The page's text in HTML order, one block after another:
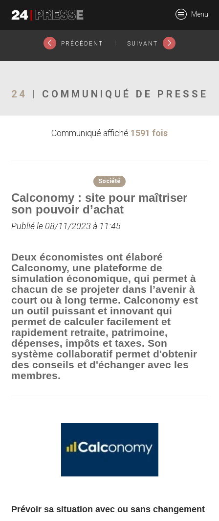
24Presse -
Communiqués de
Menu
PRÉCÉDENT SUIVANT
24 | COMMUNIQUÉ DE PRESSE
Communiqué affiché 1591 fois
Société
Calconomy : site pour maîtriser
son pouvoir d’achat
Publié le 08/11/2023 à 11:45
Deux économistes ont élaboré
Calconomy, une plateforme de
simulation économique, qui permet à
chacun de se projeter dans l’avenir à
court ou à long terme. Calconomy est
un outil puissant et innovant qui
permet de calculer facilement et
rapidement retraite, patrimoine,
dépenses, impôts et taxes. Son
système collaboratif permet d'obtenir
des conseils et d'échanger avec les
membres.
Prévoir sa situation avec ou sans changement